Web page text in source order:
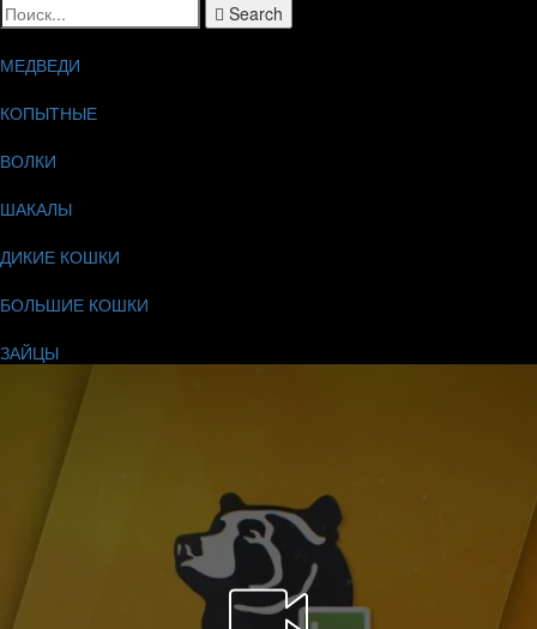
Search
МЕДВЕДИ
КОПЫТНЫЕ
ВОЛКИ
ШАКАЛЫ
ДИКИЕ КОШКИ
БОЛЬШИЕ КОШКИ
ЗАЙЦЫ